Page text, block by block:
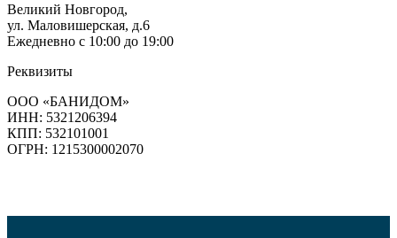
Великий Новгород,
ул. Маловишерская, д.6
Ежедневно с 10:00 до 19:00
Реквизиты
ООО «БАНИДОМ»
ИНН: 5321206394
КПП: 532101001
ОГРН: 1215300002070